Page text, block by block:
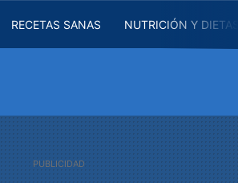
RECETAS SANAS NUTRICIÓN Y